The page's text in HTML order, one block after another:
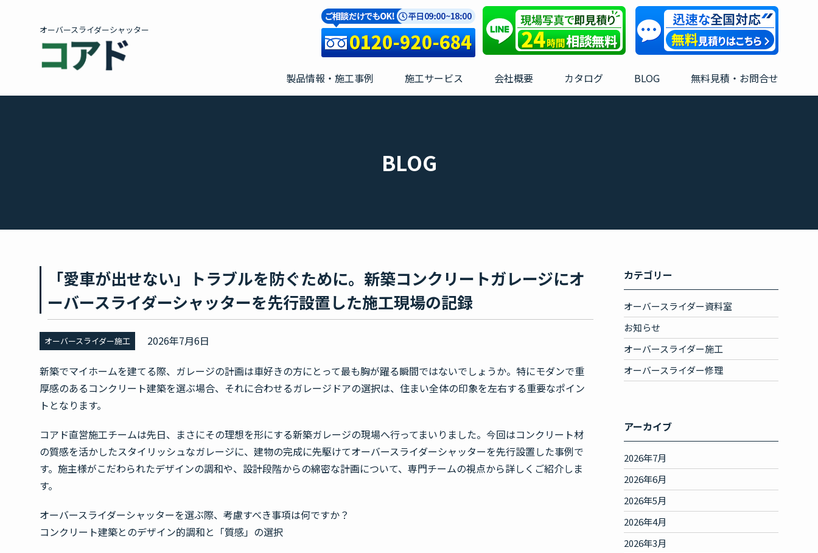
オーバースライダーシャッター
製品情報・施工事例 施工サービス 会社概要 カタログ BLOG 無料見積・お問合せ
BLOG
「愛車が出せない」トラブルを防ぐために。新築コンクリートガレージにオ
ーバースライダーシャッターを先行設置した施工現場の記録
オーバースライダー施工 2026年7月6日
新築でマイホームを建てる際、ガレージの計画は車好きの方にとって最も胸が躍る瞬間ではないでしょうか。特にモダンで重
厚感のあるコンクリート建築を選ぶ場合、それに合わせるガレージドアの選択は、住まい全体の印象を左右する重要なポイン
トとなります。
コアド直営施工チームは先日、まさにその理想を形にする新築ガレージの現場へ行ってまいりました。今回はコンクリート材
の質感を活かしたスタイリッシュなガレージに、建物の完成に先駆けてオーバースライダーシャッターを先行設置した事例で
す。施主様がこだわられたデザインの調和や、設計段階からの綿密な計画について、専門チームの視点から詳しくご紹介しま
す。
オーバースライダーシャッターを選ぶ際、考慮すべき事項は何ですか？
コンクリート建築とのデザイン的調和と「質感」の選択
カテゴリー
オーバースライダー資料室
お知らせ
オーバースライダー施工
オーバースライダー修理
アーカイブ
2026年7月
2026年6月
2026年5月
2026年4月
2026年3月